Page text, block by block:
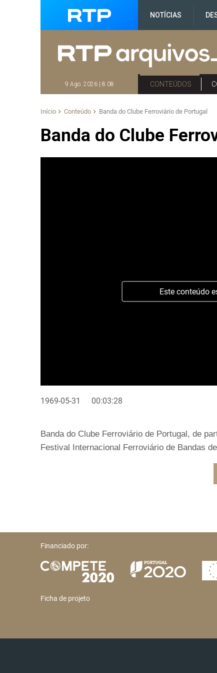
NOTÍCIAS
9 Ago. 2026 | 8:08 CONTEÚDOS
Início Conteúdo Banda do Clube Ferroviário de Portugal
Banda do Clube
Este conteúdo
1969-05-31 00:03:28
Banda do Clube Ferroviário de Portugal, de
Festival Internacional Ferroviário de Bandas
Financiado por:
Ficha de projeto